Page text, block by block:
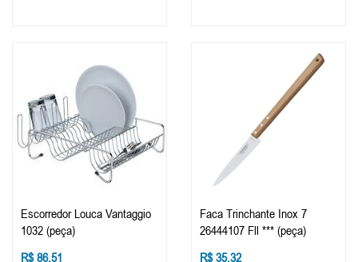
Escorredor Louca Vantaggio
1032 (peça)
R$ 86,51
Faca Trinchante Inox 7
26444107 Fll *** (peça)
R$ 35,32